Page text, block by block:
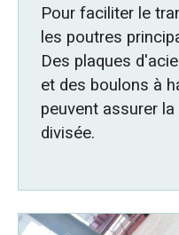
Pour faciliter le
les poutres
Des plaques
et des boulons à
peuvent assurer
divisée.